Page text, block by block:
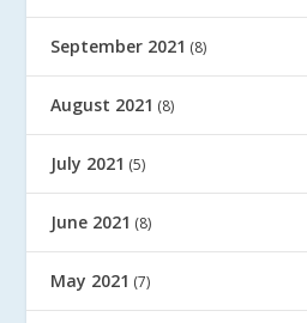
September 2021 (8)
August 2021 (8)
July 2021 (5)
June 2021 (8)
May 2021 (7)